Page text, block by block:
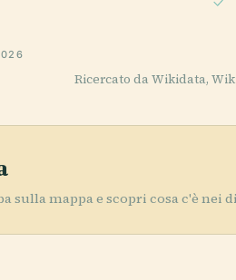
Ricercato da Wikidata,
sulla mappa e scopri cosa c'è nei